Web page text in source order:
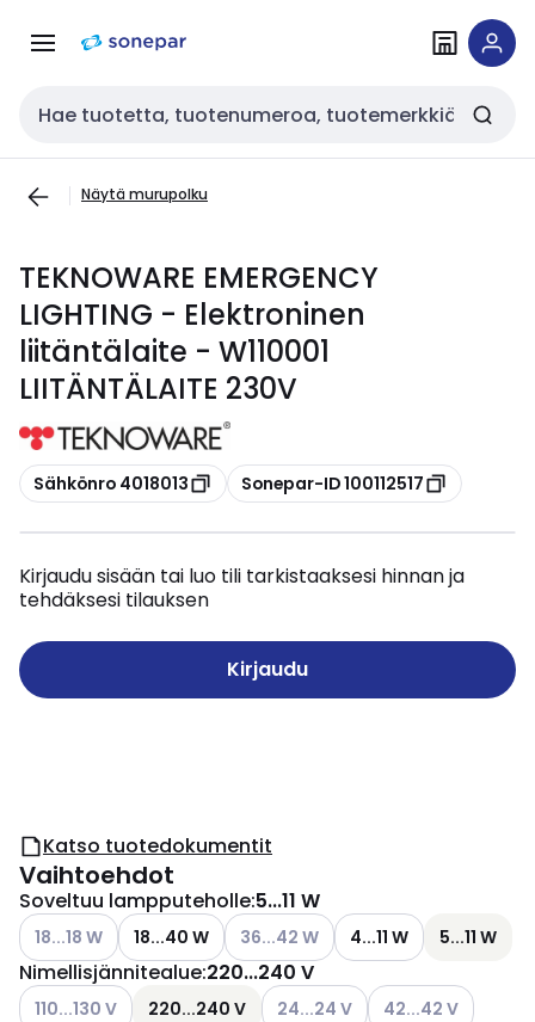
navigointiinsisältöön
Haku
Näytä murupolku
TEKNOWARE EMERGENCY
LIGHTING - Elektroninen
liitäntälaite - W110001
LIITÄNTÄLAITE 230V
Kopioi
Sähkönro 4018013 Kopioi
Sonepar-ID 100112517
Kirjaudu sisään tai luo tili tarkistaaksesi hinnan ja
tehdäksesi tilauksen
Kirjaudu
Katso tuotedokumentit
Vaihtoehdot
Soveltuu lampputeholle:5...11 W
Katso käytettävissä olevat vaihtoehdot
18...18 W 18...40 W Katso käytettävissä olevat
36...42 W 4...11 W 5...11 W
Nimellisjännitealue:220...240 V
Katso käytettävissä olevat vaihtoehdot
110...130 V 220...240 V Katso käytettävissä olevat
24...24 V Katso
42...42 V